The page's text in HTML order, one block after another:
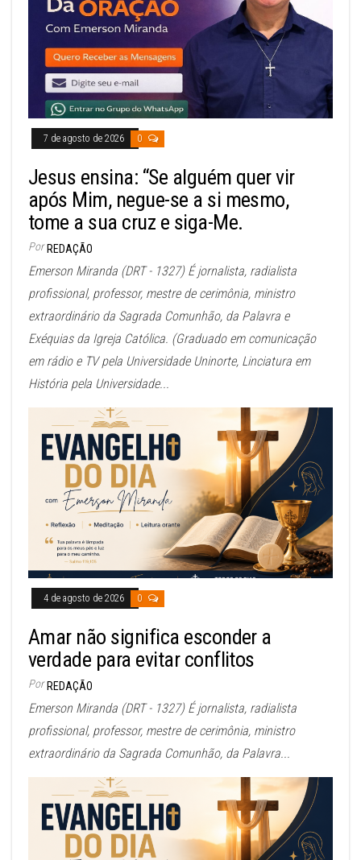
7 de agosto de 2026 0
Jesus ensina: “Se alguém quer vir
após Mim, negue-se a si mesmo,
tome a sua cruz e siga-Me.
Por REDAÇÃO
Emerson Miranda (DRT - 1327) É jornalista, radialista
profissional, professor, mestre de cerimônia, ministro
extraordinário da Sagrada Comunhão, da Palavra e
Exéquias da Igreja Católica. (Graduado em comunicação
em rádio e TV pela Universidade Uninorte, Linciatura em
História pela Universidade...
4 de agosto de 2026 0
Amar não significa esconder a
verdade para evitar conflitos
Por REDAÇÃO
Emerson Miranda (DRT - 1327) É jornalista, radialista
profissional, professor, mestre de cerimônia, ministro
extraordinário da Sagrada Comunhão, da Palavra...